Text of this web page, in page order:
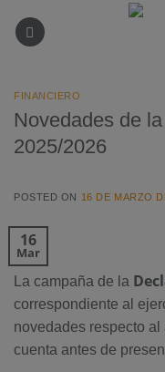
FINANCIERO
Novedades de
2025/2026
POSTED ON 16 DE MARZO
16
Mar
La campaña de la
correspondiente al
novedades respecto
cuenta antes de